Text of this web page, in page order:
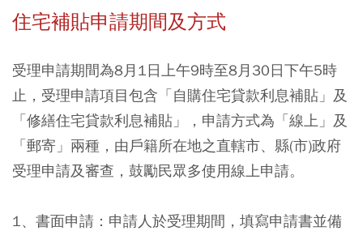
住宅補貼申請期間及方式
受理申請期間為8月1日上午9時至8月30日下午5時
止，受理申請項目包含「自購住宅貸款利息補貼」及
「修繕住宅貸款利息補貼」，申請方式為「線上」及
「郵寄」兩種，由戶籍所在地之直轄市、縣(市)政府
受理申請及審查，鼓勵民眾多使用線上申請。
1、書面申請： 申請人於受理期間，填寫申請書並備